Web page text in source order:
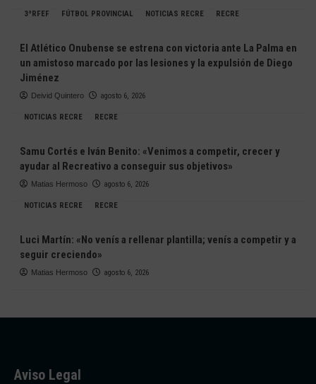
3ªRFEF FÚTBOL PROVINCIAL NOTICIAS RECRE RECRE
El Atlético Onubense se estrena con victoria ante La Palma en
un amistoso marcado por las lesiones y la expulsión de Diego
Jiménez
Deivid Quintero agosto 6, 2026
NOTICIAS RECRE RECRE
Samu Cortés e Iván Benito: «Venimos a competir, crecer y
ayudar al Recreativo a conseguir sus objetivos»
Matias Hermoso agosto 6, 2026
NOTICIAS RECRE RECRE
Luci Martín: «No venís a rellenar plantilla; venís a competir y a
seguir creciendo»
Matias Hermoso agosto 6, 2026
Aviso Legal